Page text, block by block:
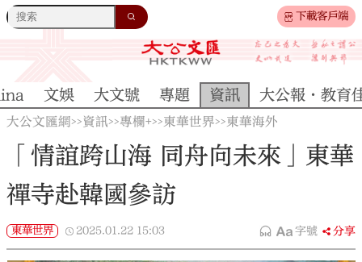
下載客戶端
文娛 大文號 專題 資訊 大公報·教育
大公文匯網>>資訊>>專欄+>>東華世界>>東華海外
「情誼跨山海 同舟向未來」東華
禪寺赴韓國參訪
東華世界 2025.01.22 15:03 字號 分享